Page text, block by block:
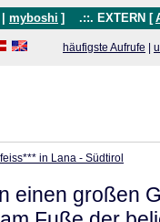
myboshi ] .::. EXTERN [
häufigste Aufrufe
in Lana - Südtirol
einen großen